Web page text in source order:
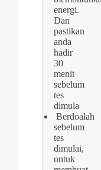
energi.
Dan
pastikan
anda
hadir
30
menit
sebelum
tes
dimula
Berdoalah
sebelum
tes
dimulai,
untuk